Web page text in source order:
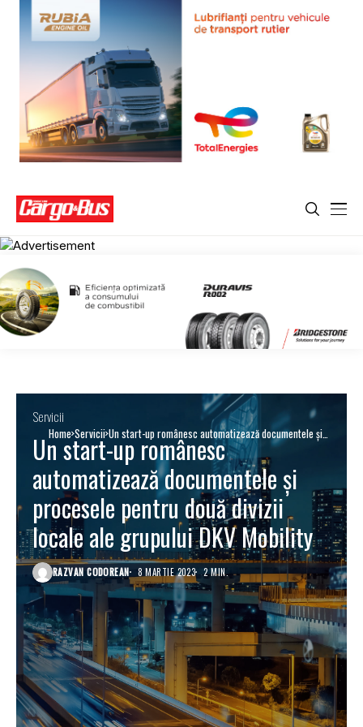
Home Servicii Un start-up românesc automatizează documentele și
procesele pentru două divizii locale ale grupului DKV
Mobility
Servicii
Un start-up românesc
automatizează documentele și
procesele pentru două divizii
locale ale grupului DKV Mobility
RAZVAN CODOREAN 8 MARTIE 2023 2 MIN.